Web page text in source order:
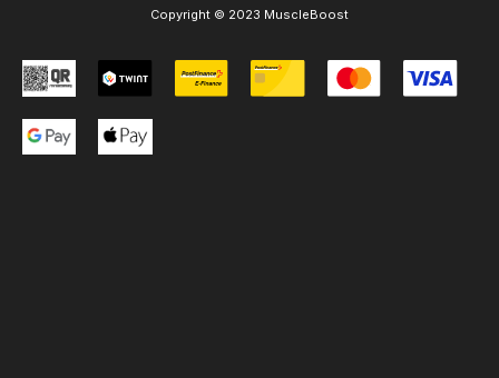
Copyright © 2023 MuscleBoost